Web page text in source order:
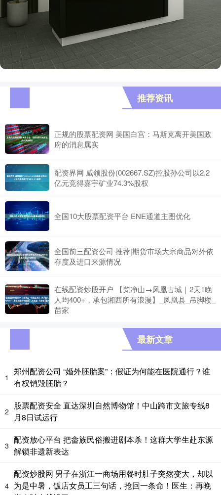
推荐资讯
正规的股票配资网 美国白宫：马斯克离开美国政
府的消息属实
配资界网 威领股份(002667.SZ)控股孙公司以2.2
亿元竞得嘉宇矿业74.3%股权
全国10大股票配资平台 ENE通道主图优化
全国前三配资公司 推荐|期货市场大宗商品对外依
存度及进口来源情况
在线配资炒股开户 【梵净山→凤凰古城｜2天1晚
人均400+，承包湘西所有浪漫】_凤凰县_吊脚楼_
苗家
最新文章
1
郑州配资公司 “婚外胚胎案”：假证为何能在医院通行？谁
有权销毁胚胎？
2
股票配资安全 直达深圳自然博物馆！中山跨市文旅专线8
月8日试运行
3
配资放心平台 把畲族民俗搬进剧本杀！这群大学生赴东源
解锁非遗新表达
4
配资炒股网 男子在浙江一商场用餐时肚子突然变大，却以
为是中暑，饭店女员工三句话，抢回一条命！医生：再晚